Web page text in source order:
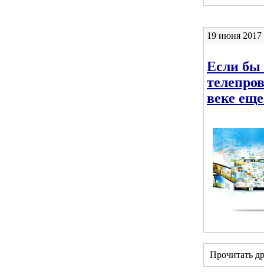
19 июня
Если бы
веке
Прочитать